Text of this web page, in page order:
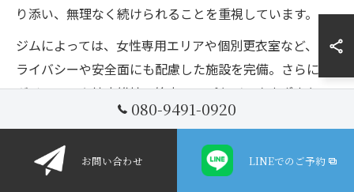
り添い、無理なく続けられることを重視しています。
ジムによっては、女性専用エリアや個別更衣室など、プ
ライバシーや安全面にも配慮した施設を完備。さらに、
ダイエットや健康維持、筋力アップなど、さまざまなニ
ーズに対応したコースが用意されています。トレーナー
ぐに解消できる点も、初心者が安心して通える理由の一
080-9491-0920
お問い合わせ LINEでのご予約